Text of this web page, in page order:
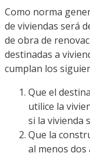
Como norma
de viviendas será
de obra de
destinadas a
cumplan los
Que el
utilice la
si la vivienda
Que la
al menos dos